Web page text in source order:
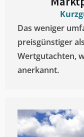
Das weniger
preisgünstiger
Wertgutachten,
anerkannt.